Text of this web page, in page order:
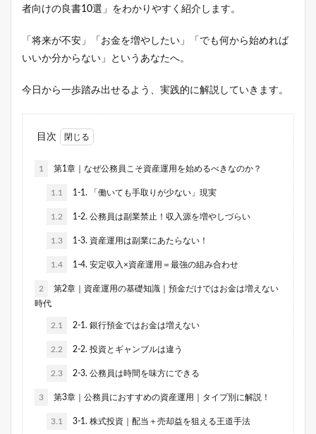
者向けの良書10選」をわかりやすく紹介します。
「将来が不安」「お金を増やしたい」「でも何から始めれば
いいか分からない」というあなたへ。
今日から一歩踏み出せるよう、実践的に解説していきます。
目次
1 第1章｜なぜ公務員こそ資産運用を始めるべきなのか？
1.1 1-1. 「働いても手取りが少ない」現実
1.2 1-2. 公務員は副業禁止！収入源を増やしづらい
1.3 1-3. 資産運用は副業にあたらない！
1.4 1-4. 安定収入×資産運用＝最強の組み合わせ
2
第2章｜資産運用の基礎知識｜預金だけではお金は増えない
時代
2.1 2-1. 銀行預金ではお金は増えない
2.2 2-2. 投資とギャンブルは違う
2.3 2-3. 公務員は時間を味方にできる
3 第3章｜公務員におすすめの資産運用｜タイプ別に解説！
3.1 3-1. 株式投資｜配当＋売却益を狙える王道手法